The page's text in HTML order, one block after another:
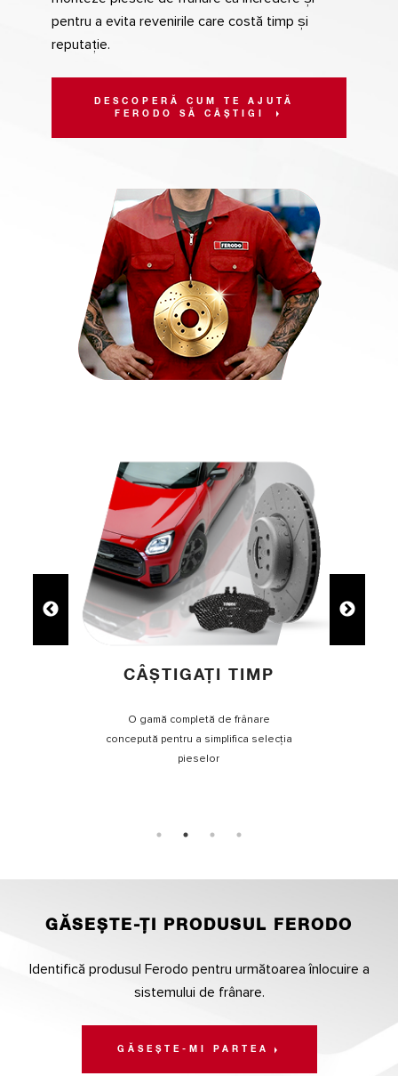
pentru a evita revenirile care costă timp și
reputație.
DESCOPERĂ CUM TE AJUTĂ
FERODO SĂ CÂȘTIGI
CÂȘTIGAȚI TIMP
O gamă completă de frânare
concepută pentru a simplifica selecția
pieselor
GĂSEȘTE-ȚI PRODUSUL FERODO
Identifică produsul Ferodo pentru următoarea înlocuire a
sistemului de frânare.
GĂSEȘTE-MI PARTEA